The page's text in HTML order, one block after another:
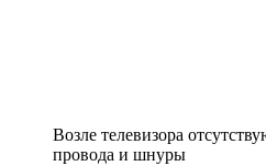
Возле телевизора
провода и шнуры